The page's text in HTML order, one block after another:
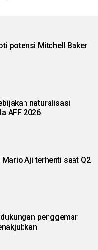
potensi Mitchell Baker
naturalisasi
AFF 2026
Aji terhenti saat Q2
penggemar